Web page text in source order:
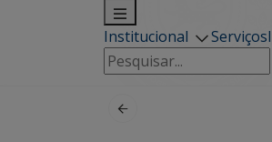
Institucional Serviços
Pesquisar
por: